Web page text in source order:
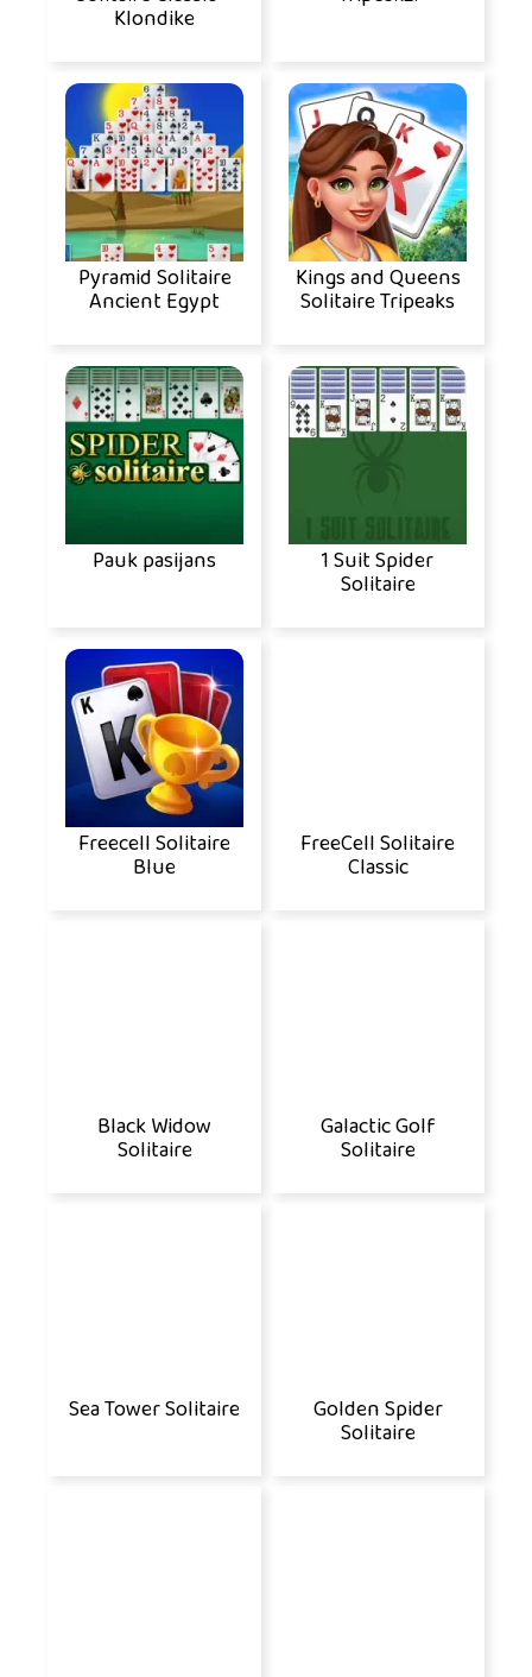
Klondike
Pyramid Solitaire
Ancient Egypt
Kings and Queens
Solitaire Tripeaks
Pauk pasijans 1 Suit Spider
Solitaire
Freecell Solitaire
Blue
FreeCell Solitaire
Classic
Black Widow
Solitaire
Galactic Golf
Solitaire
Sea Tower Solitaire Golden Spider
Solitaire